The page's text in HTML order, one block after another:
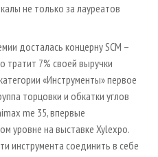
не только за лауреатов
досталась концерну SCM –
тратит 7% своей выручки
«Инструменты» первое
торцовки и обкатки углов
me 35, впервые
уровне на выставке Xylexpo.
инструмента соединить в себе